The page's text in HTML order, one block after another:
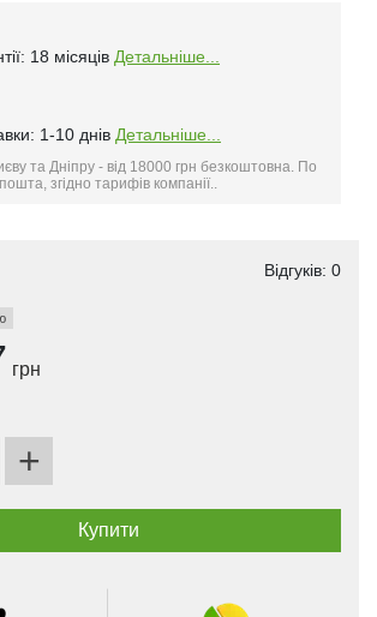
18 місяців Детальніше...
1-10 днів Детальніше...
та Дніпру - від 18000 грн безкоштовна. По
згідно тарифів компанії..
Відгуків: 0
грн
+